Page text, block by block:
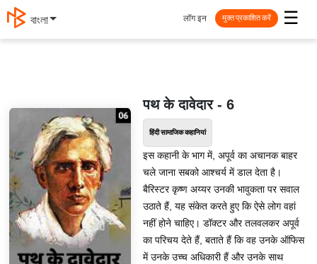
বাংলা ☰
लॉग इन मुक्त प्रकाशित करें
पथ के दावेदार - 6
हिंदी सामाजिक कहानियां
इस कहानी के भाग में, अपूर्व का अचानक बाहर
चले जाना सबको आश्चर्य में डाल देता है।
बैरिस्टर कृष्ण अय्यर उनकी भावुकता पर सवाल
उठाते हैं, यह संकेत करते हुए कि ऐसे लोग वहां
नहीं होने चाहिए। डॉक्टर और तलवलकर अपूर्व
का परिचय देते हैं, बताते हैं कि वह उनके ऑफिस
में उनके उच्च अधिकारी हैं और उनके साथ